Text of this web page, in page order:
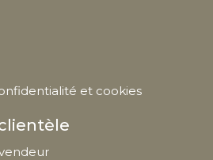
et cookies